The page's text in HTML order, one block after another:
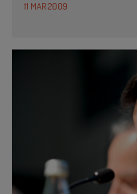
11 MAR 2009